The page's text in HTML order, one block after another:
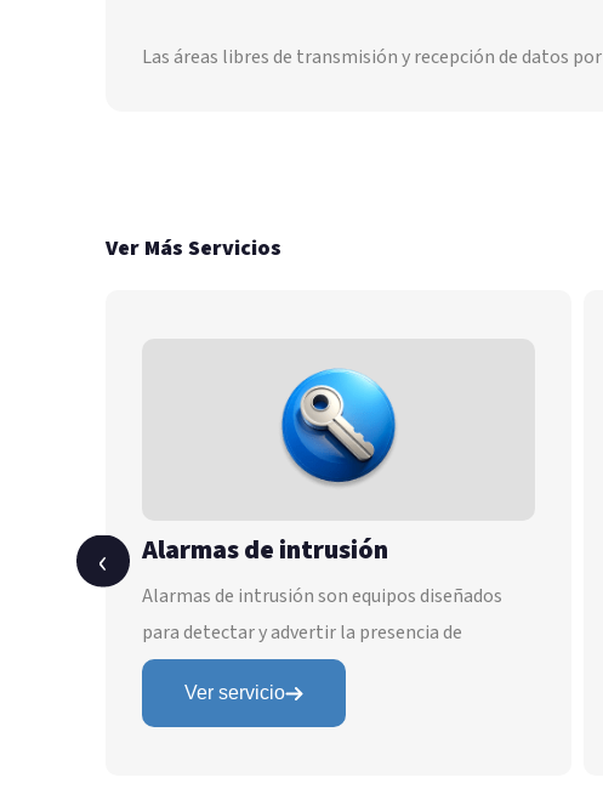
Las áreas libres de transmisión y recepción de datos
Ver Más Servicios
Control de acceso
Es una de las medidas de seguridad más
importantes para cualquier empresa o
establecimiento. Se refiere al proceso de
restringir el acceso a un lugar o área
Ver servicio
‹